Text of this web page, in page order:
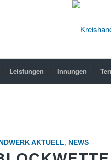
Leistungen Innungen
AKTUELL, NEWS